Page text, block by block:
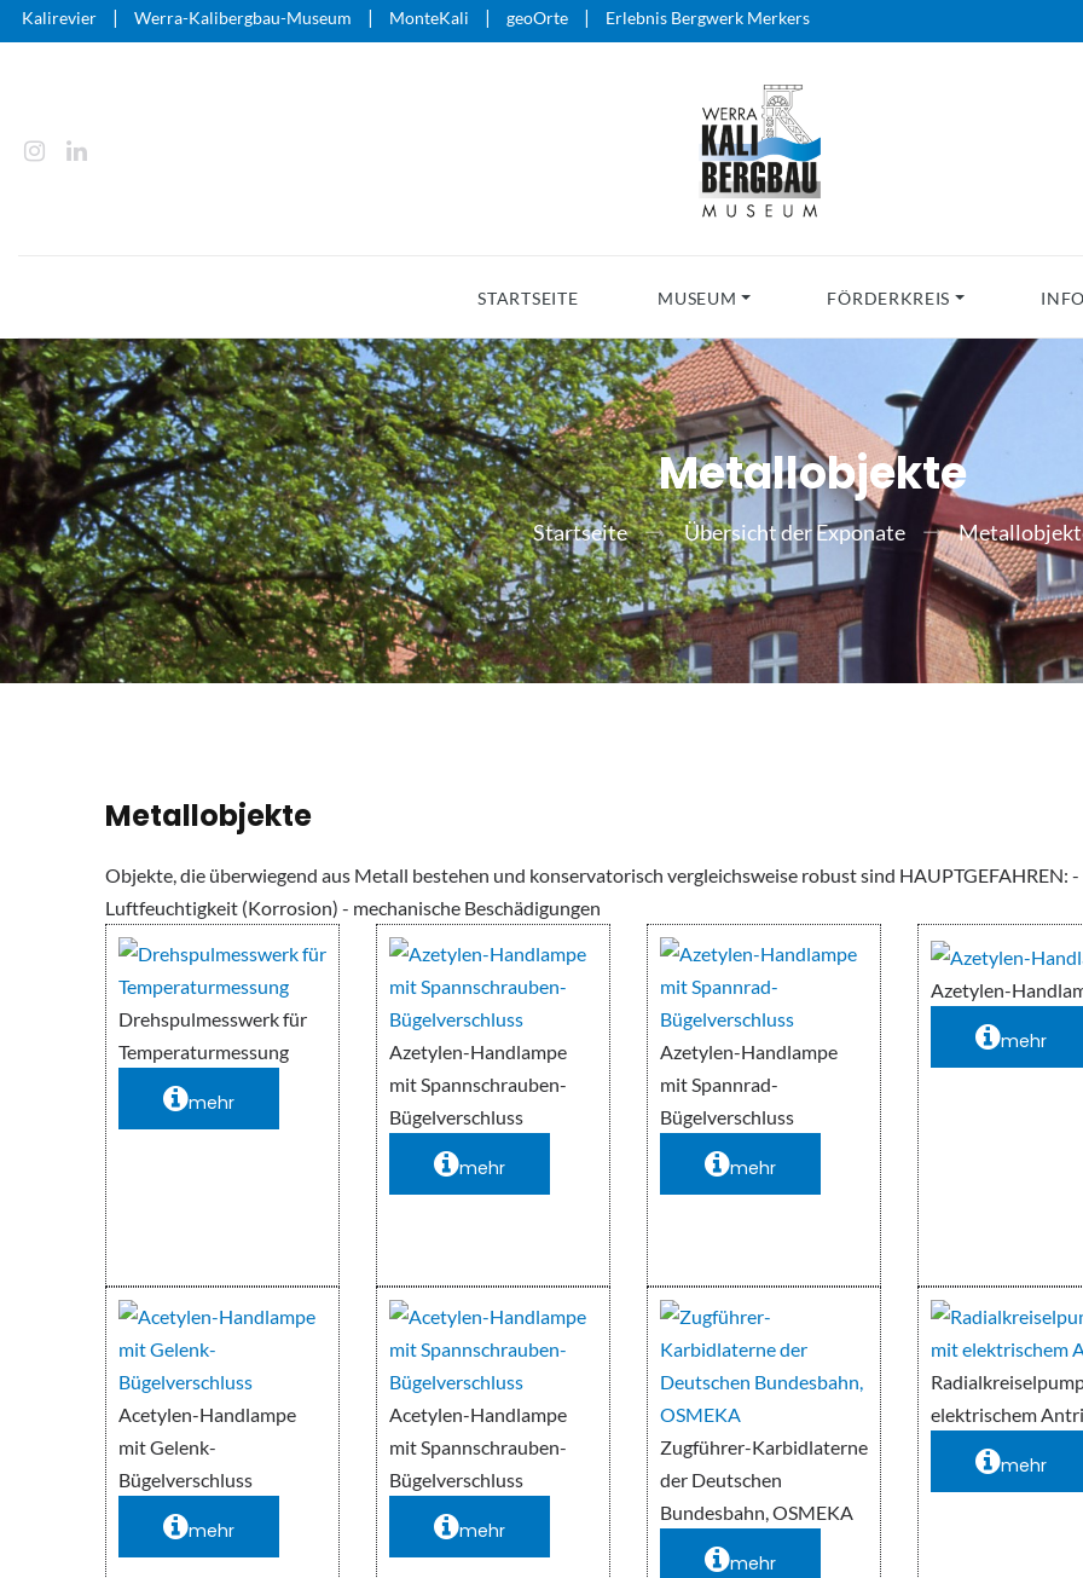
Kalirevier | Werra-Kalibergbau-Museum | MonteKali | geoOrte | Erlebnis Bergwerk Merkers
STARTSEITE MUSEUM FÖRDERKREIS
Metallobjekte
Startseite Übersicht der Exponate
Metallobjekte
Objekte, die überwiegend aus Metall bestehen und konservatorisch vergleichsweise robust sind HAUPTGEFAHREN: -
Luftfeuchtigkeit (Korrosion) - mechanische Beschädigungen
Drehspulmesswerk für
Temperaturmessung
mehr
Azetylen-Handlampe
mit Spannschrauben-
Bügelverschluss
mehr
Azetylen-Handlampe
mit Spannrad-
Bügelverschluss
mehr
Azetylen-
mehr
Acetylen-Handlampe
mit Gelenk-
Bügelverschluss
mehr
Acetylen-Handlampe
mit Spannschrauben-
Bügelverschluss
mehr
Zugführer-Karbidlaterne
der Deutschen
Bundesbahn, OSMEKA
mehr
elektrischem
mehr